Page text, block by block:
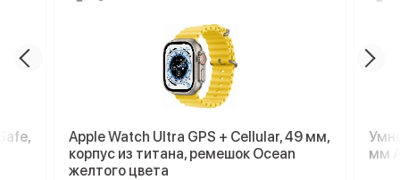
Apple Watch Ultra GPS + Cellular, 49 мм,
корпус из титана, ремешок Ocean
желтого цвета
мм